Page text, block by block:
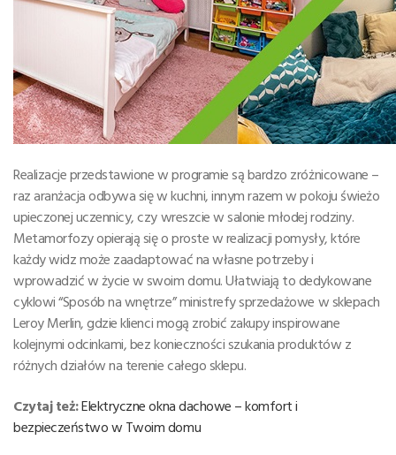
Realizacje przedstawione w programie są bardzo zróżnicowane –
raz aranżacja odbywa się w kuchni, innym razem w pokoju świeżo
upieczonej uczennicy, czy wreszcie w salonie młodej rodziny.
Metamorfozy opierają się o proste w realizacji pomysły, które
każdy widz może zaadaptować na własne potrzeby i
wprowadzić w życie w swoim domu. Ułatwiają to dedykowane
cyklowi “Sposób na wnętrze” ministrefy sprzedażowe w sklepach
Leroy Merlin, gdzie klienci mogą zrobić zakupy inspirowane
kolejnymi odcinkami, bez konieczności szukania produktów z
różnych działów na terenie całego sklepu.
Czytaj też:Elektryczne okna dachowe – komfort i
bezpieczeństwo w Twoim domu